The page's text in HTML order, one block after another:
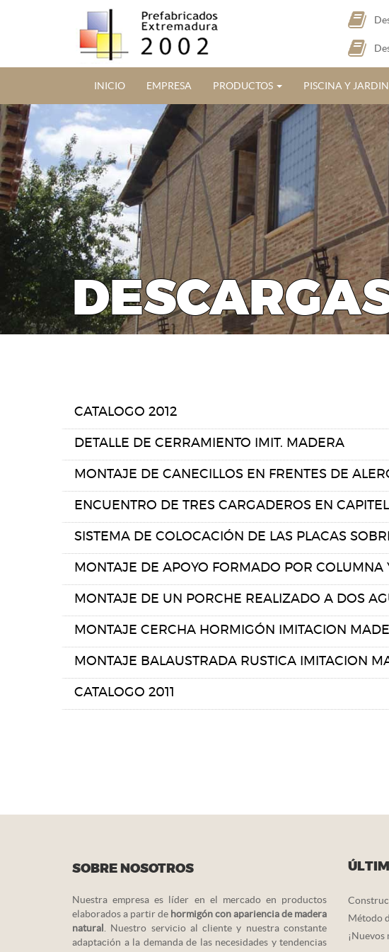
INICIO EMPRESA PRODUCTOS PISCINA Y
CATALOGO 2012
DETALLE DE CERRAMIENTO IMIT. MADERA
MONTAJE DE CANECILLOS EN FRENTES DE
ENCUENTRO DE TRES CARGADEROS EN
SISTEMA DE COLOCACIÓN DE LAS PLACAS
MONTAJE DE APOYO FORMADO POR COLUMNA
MONTAJE DE UN PORCHE REALIZADO A DOS
MONTAJE CERCHA HORMIGÓN IMITACION
MONTAJE BALAUSTRADA RUSTICA IMITACION
CATALOGO 2011
SOBRE NOSOTROS
Nuestra empresa es líder en el mercado en productos
elaborados a partir de hormigón con apariencia de madera
natural
. Nuestro servicio al cliente y nuestra constante
adaptación a la demanda de las necesidades y tendencias
Método
¡Nuevos